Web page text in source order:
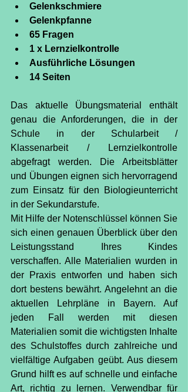
Gelenkschmiere
Gelenkpfanne
65 Fragen
1 x Lernzielkontrolle
Ausführliche Lösungen
14 Seiten
Das aktuelle Übungsmaterial enthält
genau die Anforderungen, die in der
Schule in der Schularbeit /
Klassenarbeit / Lernzielkontrolle
abgefragt werden. Die Arbeitsblätter
und Übungen eignen sich hervorragend
zum Einsatz für den Biologieunterricht
in der Sekundarstufe.
Mit Hilfe der Notenschlüssel können Sie
sich einen genauen Überblick über den
Leistungsstand Ihres Kindes
verschaffen. Alle Materialien wurden in
der Praxis entworfen und haben sich
dort bestens bewährt. Angelehnt an die
aktuellen Lehrpläne in Bayern. Auf
jeden Fall werden mit diesen
Materialien somit die wichtigsten Inhalte
des Schulstoffes durch zahlreiche und
vielfältige Aufgaben geübt. Aus diesem
Grund hilft es auf schnelle und einfache
Art, richtig zu lernen. Verwendbar für